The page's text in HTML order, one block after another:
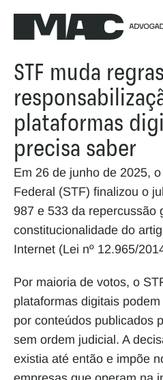
STF muda
plataformas
precisa saber
Em 26 de junho de 2025,
Federal (STF) finalizou o
987 e 533 da repercussão
constitucionalidade do
Internet (Lei nº 12.965/
Por maioria de votos, o
plataformas digitais
por conteúdos publicados
sem ordem judicial. A
existia até então e impõe